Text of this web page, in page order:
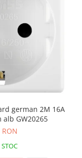
german 2M 16A
alb GW20265